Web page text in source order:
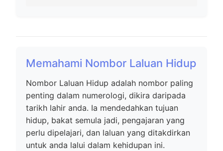
Memahami Nombor Laluan Hidup
Nombor Laluan Hidup adalah nombor paling
penting dalam numerologi, dikira daripada
tarikh lahir anda. Ia mendedahkan tujuan
hidup, bakat semula jadi, pengajaran yang
perlu dipelajari, dan laluan yang ditakdirkan
untuk anda lalui dalam kehidupan ini.